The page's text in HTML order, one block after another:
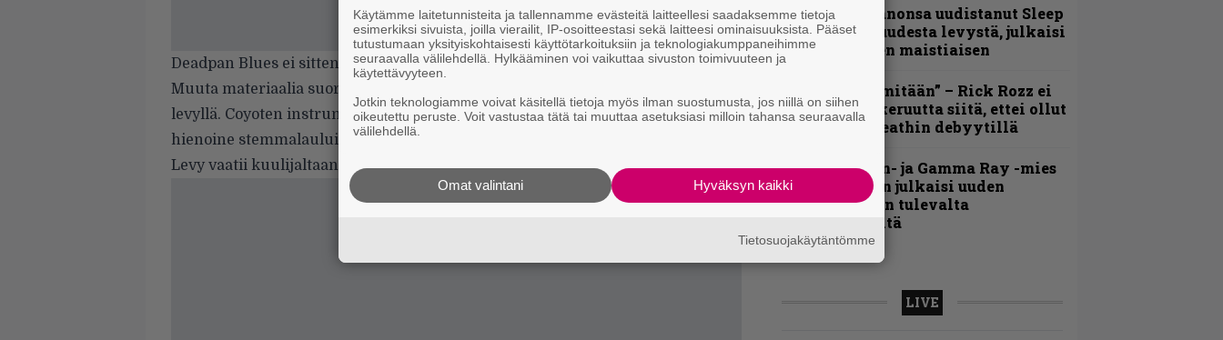
Deadpan Blues ei sitten enää kolahdakaan, vaikka bassointro lupaa hyvää.
Muuta materiaalia suoraviivaisempi rokkaus ei oikein lunasta paikkaansa
levyllä. Coyoten instrumentti-irrottelu sen sijaan vakuuttaa, ja Hydralla
hienoine stemmalauluineen on kirjaimellisesti yhdeksän päätä.
Levy vaatii kuulijaltaan paljon, mutta suo palkitsevia hetkiä.
Kokoonpanonsa uudistanut Sleep
tiedottaa uudesta levystä, julkaisi
myös uuden maistiaisen
”En kadu mitään” – Rick Rozz ei
tunne katkeruutta siitä, ettei ollut
mukana Deathin debyytillä
Helloween- ja Gamma Ray -mies
Kai Hansen julkaisi uuden
maistiaisen tulevalta
soololevyltä
LIVE
Käytämme laitetunnisteita ja tallennamme evästeitä laitteellesi saadaksemme tietoja
esimerkiksi sivuista, joilla vierailit, IP-osoitteestasi sekä laitteesi ominaisuuksista. Pääset
tutustumaan yksityiskohtaisesti käyttötarkoituksiin ja teknologiakumppaneihimme
seuraavalla välilehdellä. Hylkääminen voi vaikuttaa sivuston toimivuuteen ja
käytettävyyteen.
Jotkin teknologiamme voivat käsitellä tietoja myös ilman suostumusta, jos niillä on siihen
oikeutettu peruste. Voit vastustaa tätä tai muuttaa asetuksiasi milloin tahansa seuraavalla
välilehdellä.
Hyväksyn kaikki
Omat valintani
Tietosuojakäytäntömme